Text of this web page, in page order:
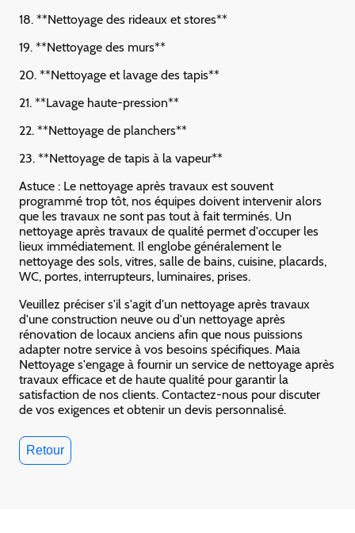
18. **Nettoyage des rideaux et stores**
19. **Nettoyage des murs**
20. **Nettoyage et lavage des tapis**
21. **Lavage haute-pression**
22. **Nettoyage de planchers**
23. **Nettoyage de tapis à la vapeur**
Astuce : Le nettoyage après travaux est souvent
programmé trop tôt, nos équipes doivent intervenir alors
que les travaux ne sont pas tout à fait terminés. Un
nettoyage après travaux de qualité permet d'occuper les
lieux immédiatement. Il englobe généralement le
nettoyage des sols, vitres, salle de bains, cuisine, placards,
WC, portes, interrupteurs, luminaires, prises.
Veuillez préciser s'il s'agit d'un nettoyage après travaux
d'une construction neuve ou d'un nettoyage après
rénovation de locaux anciens afin que nous puissions
adapter notre service à vos besoins spécifiques. Maia
Nettoyage s'engage à fournir un service de nettoyage après
travaux efficace et de haute qualité pour garantir la
satisfaction de nos clients. Contactez-nous pour discuter
de vos exigences et obtenir un devis personnalisé.
Retour